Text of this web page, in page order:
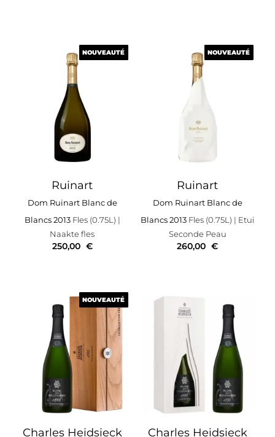
NOUVEAUTÉ
Ruinart
Dom Ruinart Blanc de
Blancs 2013Fles (0.75L) |
Naakte fles
NOUVEAUTÉ
250,00 €
NOUVEAUTÉ
Ruinart
Dom Ruinart Blanc de
Blancs 2013 Fles (0.75L) | Etui
Seconde Peau
NOUVEAUTÉ
260,00 €
NOUVEAUTÉ
Charles Heidsieck
NOUVEAUTÉ
Charles Heidsieck